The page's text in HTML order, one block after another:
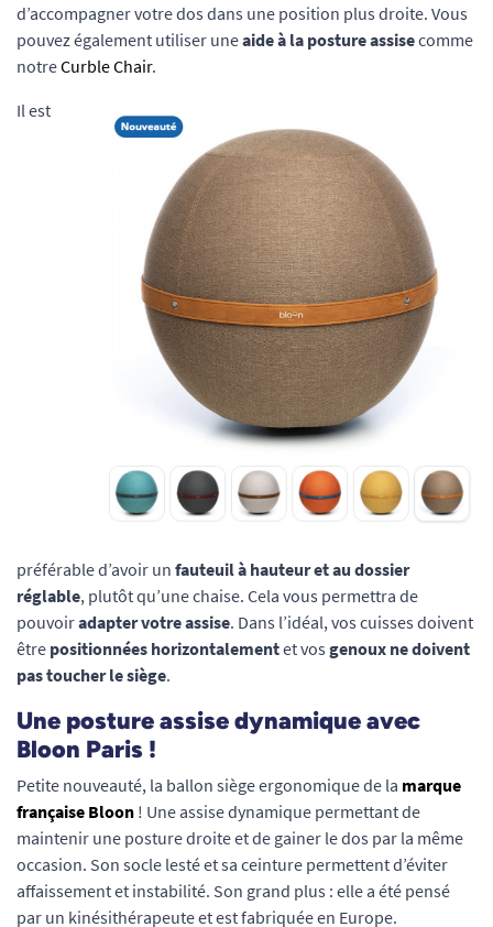
d’accompagner votre dos dans une position plus droite. Vous
pouvez également utiliser uneaide à la posture assisecomme
notreCurble Chair.
Il est
préférable d’avoir un fauteuil à hauteur et au dossier
réglable, plutôt qu’une chaise. Cela vous permettra de
pouvoiradapter votre assise. Dans l’idéal, vos cuisses doivent
être positionnées horizontalementet vos genoux ne doivent
pas toucher le siège.
Une posture assise dynamique avec
Bloon Paris !
Petite nouveauté, la ballon siège ergonomique de la marque
française Bloon ! Une assise dynamique permettant de
maintenir une posture droite et de gainer le dos par la même
occasion. Son socle lesté et sa ceinture permettent d’éviter
affaissement et instabilité. Son grand plus : elle a été pensé
par un kinésithérapeute et est fabriquée en Europe.